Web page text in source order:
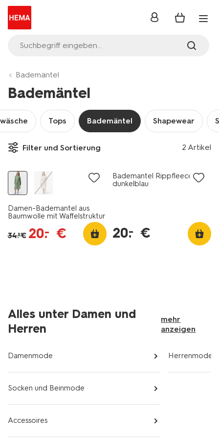
Suchbegriff eingeben...
Anmelden
Bademäntel
Bademäntel
Tops Bademäntel Shapewear
Filter und Sortierung 2 Artikel
jetzt mit Rabatt
Damen-Bademantel aus
Baumwolle mit Waffelstruktur
34.99
€ 20.
– €
Bademantel Rippfleece
dunkelblau
20.
– €
Alles unter Damen und
Herren
mehr
anzeigen
Damenmode
Socken und Beinmode
Accessoires
Herrenmode